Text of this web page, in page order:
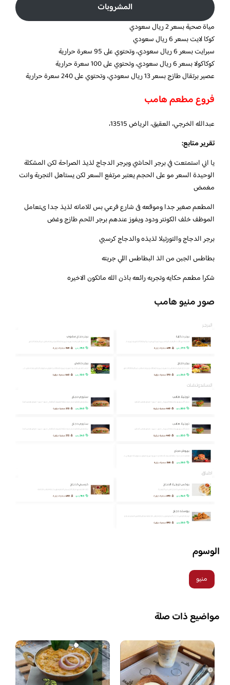
المشروبات
مياة صحية بسعر 2 ريال سعودي
كوكا لايت بسعر 6 ريال سعودي
سبرايت بسعر 6 ريال سعودي، وتحتوي على 95 سعرة حرارية
كوكاكولا بسعر 6 ريال سعودي، وتحتوي على 100 سعرة حرارية
عصير برتقال طازج بسعر 13 ريال سعودي، وتحتوي على 240 سعرة حرارية
فروع مطعم هامب
عبدالله الخرجي، العقيق، الرياض 13515،
تقرير متابع:
يا اني استمتعت في برجر الحاشي وبرجر الدجاج لذيذ الصراحة لكن المشكلة
الوحيدة السعر مو على الحجم يعتبر مرتفع السعر لكن يستاهل التجربة وانت
مغمض
المطعم صغير جدا وموقعه فى شارع فرعي بس للامانه لذيذ جدا ىتعامل
الموظف خلف الكونتر ودود ويفوز عندهم برجر اللحم طازج وغض
برجر الدجاج والتورتيلا لذيذه والدجاج كرسبي
بطاطس الجبن من الذ البطاطس اللي جربته
شكرا مطعم حكايه وتجربه رائعه باذن الله ماتكون الاخيره
صور منيو هامب
الوسوم
منيو
مواضيع ذات صلة